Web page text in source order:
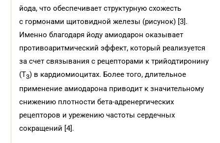
йода, что обеспечивает структурную схожесть
с гормонами щитовидной железы (рисунок) [3].
Именно благодаря йоду амиодарон оказывает
противоаритмический эффект, который реализуется
за счет связывания с рецепторами к трийодтиронину
(Т3) в кардиомиоцитах. Более того, длительное
применение амиодарона приводит к значительному
снижению плотности бета-адренергических
рецепторов и урежению частоты сердечных
сокращений [4].